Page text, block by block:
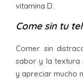
vitamina D.
Come sin tu
Comer sin
sabor y la textura
y apreciar mucho